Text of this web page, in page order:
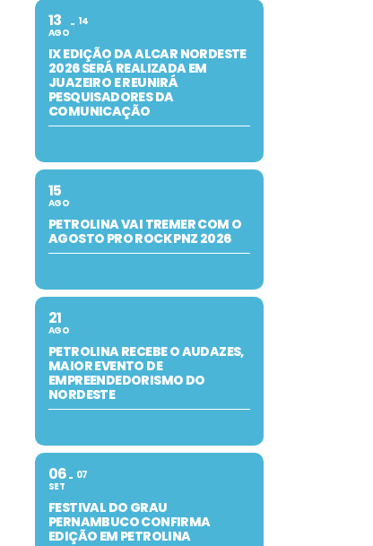
13
AGO
14
IX EDIÇÃO DA ALCAR NORDESTE
2026 SERÁ REALIZADA EM
JUAZEIRO E REUNIRÁ
PESQUISADORES DA
COMUNICAÇÃO
15
AGO
PETROLINA VAI TREMER COM O
AGOSTO PRO ROCK PNZ 2026
21
AGO
PETROLINA RECEBE O AUDAZES,
MAIOR EVENTO DE
EMPREENDEDORISMO DO
NORDESTE
06
SET
07
FESTIVAL DO GRAU
PERNAMBUCO CONFIRMA
EDIÇÃO EM PETROLINA